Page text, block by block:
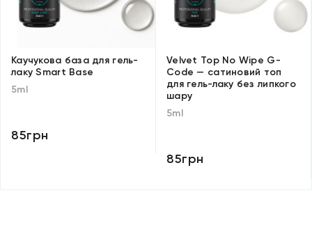
Каучукова база для гель-
лаку Smart Base
5ml
85грн
Velvet Top No Wipe G-
Code — сатиновий топ
для гель-лаку без липкого
шару
5ml
85грн